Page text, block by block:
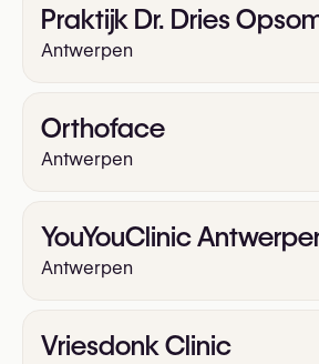
Praktijk Dr. Dries
Antwerpen
Orthoface
Antwerpen
YouYouClinic
Antwerpen
Vriesdonk Clinic